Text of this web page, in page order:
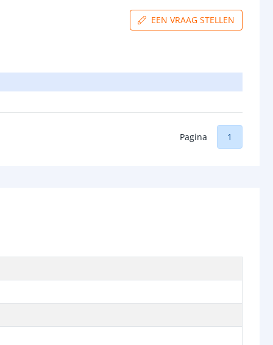
EEN VRAAG STELLEN
Pagina 1